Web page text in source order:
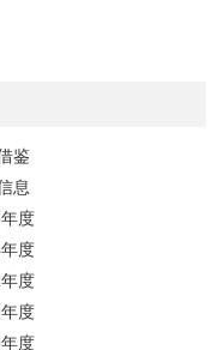
鉴
息
度
度
度
度
度